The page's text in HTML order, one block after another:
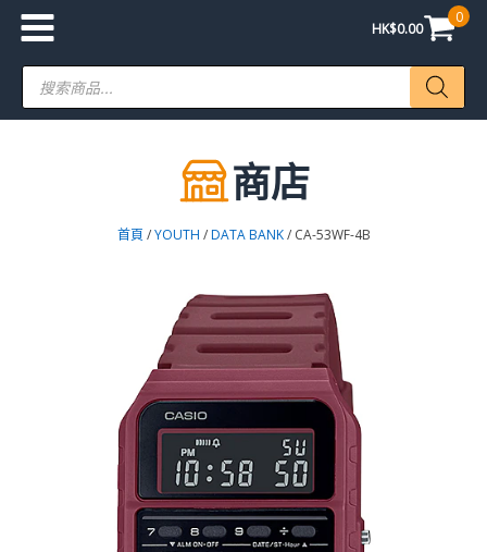
HK$0.00
0
Products
search
商店
首頁 /YOUTH /DATA BANK/ CA-53WF-4B